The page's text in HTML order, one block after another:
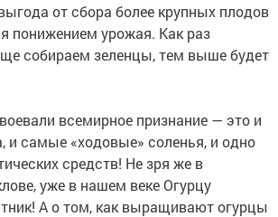
от сбора более крупных плодов
понижением урожая. Как раз
собираем зеленцы, тем выше будет
всемирное признание — это и
и самые «ходовые» соленья, и одно
средств! Не зря же в
уже в нашем веке Огурцу
А о том, как выращивают огурцы